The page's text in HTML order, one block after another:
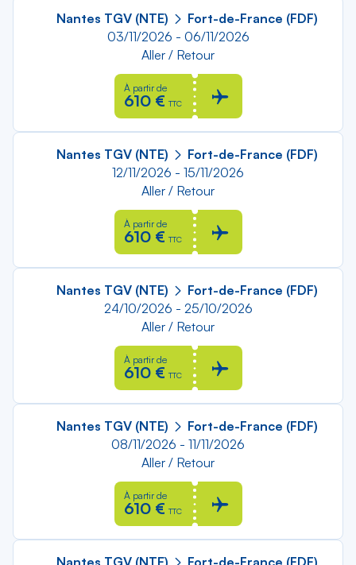
Nantes TGV (NTE)
Fort-de-France (FDF)
03/11/2026 - 06/11/2026
Aller / Retour
À partir de
610 € TTC
Nantes TGV (NTE)
Fort-de-France (FDF)
12/11/2026 - 15/11/2026
Aller / Retour
À partir de
610 € TTC
Nantes TGV (NTE)
Fort-de-France (FDF)
24/10/2026 - 25/10/2026
Aller / Retour
À partir de
610 € TTC
Nantes TGV (NTE)
Fort-de-France (FDF)
08/11/2026 - 11/11/2026
Aller / Retour
À partir de
610 € TTC
Nantes TGV (NTE)
Fort-de-France (FDF)